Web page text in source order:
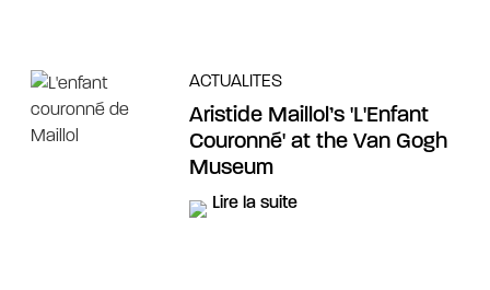
ACTUALITES
Aristide Maillol’s 'L'Enfant
Couronné' at the Van Gogh
Museum
Lire la suite